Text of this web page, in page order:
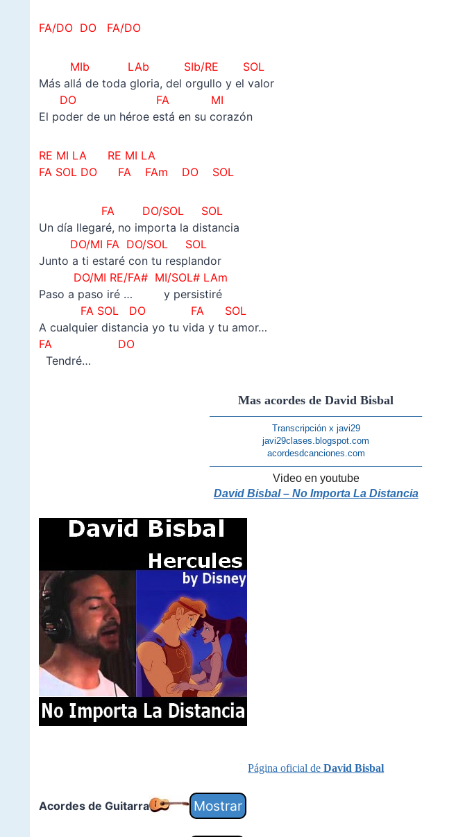
FA/DO DO FA/DO
MIb LAb SIb/RE SOL
Más allá de toda gloria, del orgullo y el valor
DO FA MI
El poder de un héroe está en su corazón
RE MI LA RE MI LA
FA SOL DO FA FAm DO SOL
FA DO/SOL SOL
Un día llegaré, no importa la distancia
DO/MI FA DO/SOL SOL
Junto a ti estaré con tu resplandor
DO/MI RE/FA# MI/SOL# LAm
Paso a paso iré … y persistiré
FA SOL DO FA SOL
A cualquier distancia yo tu vida y tu amor…
FA
DO
Tendré…
Mas acordes de David Bisbal
———————————————————————–
Transcripción x javi29
javi29clases.blogspot.com
acordesdcanciones.com
———————————————————————–
Video en youtube
David Bisbal – No Importa La Distancia
Página oficial deDavid Bisbal
Acordes de Guitarra